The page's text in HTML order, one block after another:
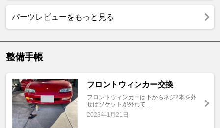
パーツレビューをもっと見る
整備手帳
フロントウィンカー交換
フロントウィンカーは下からネジ2本を外
せばソケットが外れて ...
2023年1月21日